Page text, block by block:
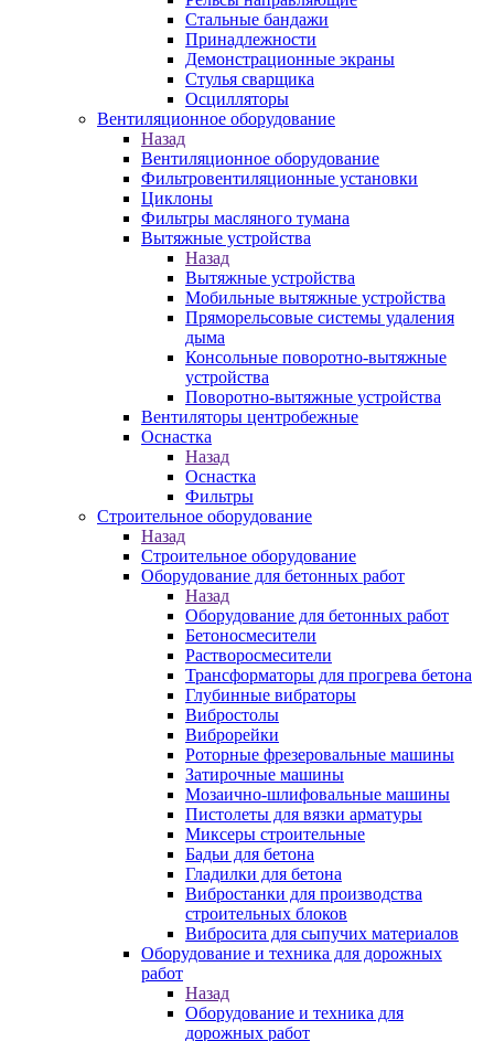
Стальные бандажи
Принадлежности
Демонстрационные экраны
Стулья сварщика
Осцилляторы
Вентиляционное оборудование
Назад
Вентиляционное оборудование
Фильтровентиляционные установки
Циклоны
Фильтры масляного тумана
Вытяжные устройства
Назад
Вытяжные устройства
Мобильные вытяжные устройства
Пряморельсовые системы удаления
дыма
Консольные поворотно-вытяжные
устройства
Поворотно-вытяжные устройства
Вентиляторы центробежные
Оснастка
Назад
Оснастка
Фильтры
Строительное оборудование
Назад
Строительное оборудование
Оборудование для бетонных работ
Назад
Оборудование для бетонных работ
Бетоносмесители
Растворосмесители
Трансформаторы для прогрева бетона
Глубинные вибраторы
Вибростолы
Виброрейки
Роторные фрезеровальные машины
Затирочные машины
Мозаично-шлифовальные машины
Пистолеты для вязки арматуры
Миксеры строительные
Бадьи для бетона
Гладилки для бетона
Вибростанки для производства
строительных блоков
Вибросита для сыпучих материалов
Оборудование и техника для дорожных
работ
Назад
Оборудование и техника для
дорожных работ